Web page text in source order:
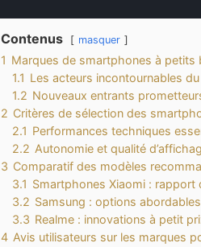
Contenus masquer
1 Marques de smartphones à petits
1.1 Les acteurs incontournables
1.2 Nouveaux entrants
2 Critères de sélection des
2.1 Performances techniques
2.2 Autonomie et qualité
3 Comparatif des modèles
3.1 Smartphones Xiaomi :
3.2 Samsung : options
3.3 Realme : innovations à petit
4 Avis utilisateurs sur les marques